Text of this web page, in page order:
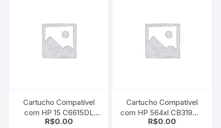
Cartucho Compatível
com HP 15 C6615DL
Black | Deskjet 810/ 812/
R$0.00
Cartucho Compatível
com HP 564xl CB319WL
| CB324WN Magenta |
R$0.00